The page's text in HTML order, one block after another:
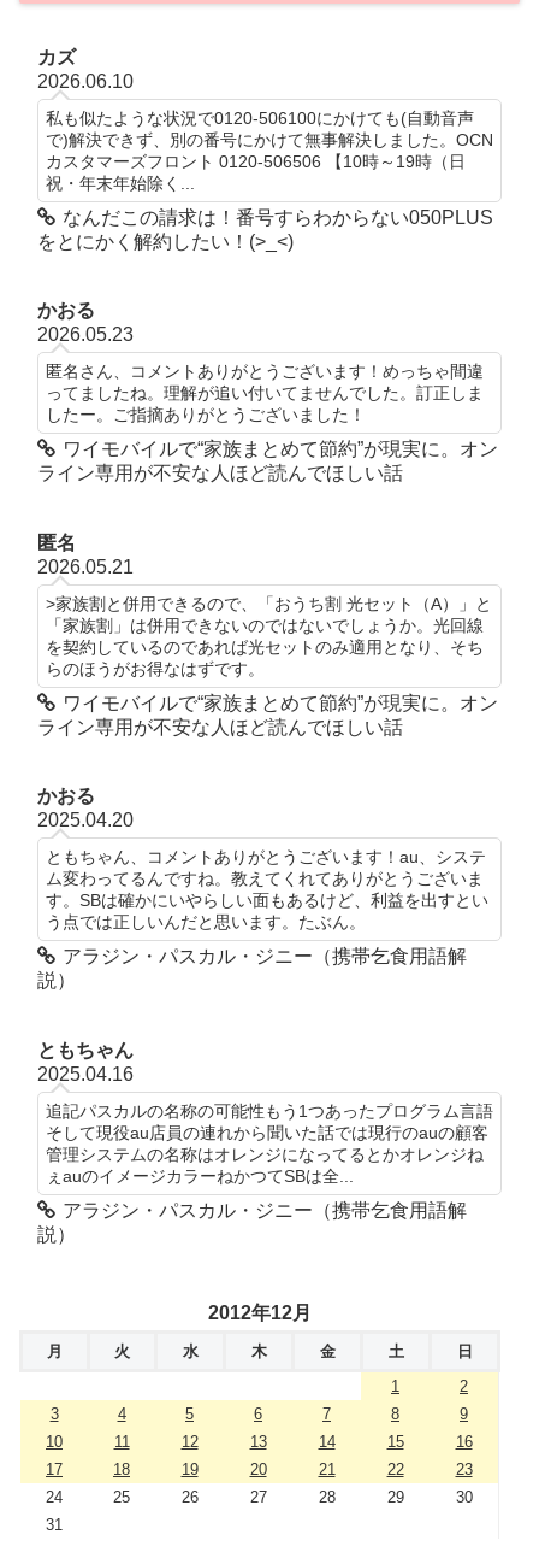
カズ
2026.06.10
私も似たような状況で0120-506100にかけても(自動音声
で)解決できず、別の番号にかけて無事解決しました。OCN
カスタマーズフロント 0120-506506 【10時～19時（日
祝・年末年始除く...
なんだこの請求は！番号すらわからない050PLUS
をとにかく解約したい！(>_<)
かおる
2026.05.23
匿名さん、コメントありがとうございます！めっちゃ間違
ってましたね。理解が追い付いてませんでした。訂正しま
したー。ご指摘ありがとうございました！
ワイモバイルで“家族まとめて節約”が現実に。オン
ライン専用が不安な人ほど読んでほしい話
匿名
2026.05.21
>家族割と併用できるので、「おうち割 光セット（A）」と
「家族割」は併用できないのではないでしょうか。光回線
を契約しているのであれば光セットのみ適用となり、そち
らのほうがお得なはずです。
ワイモバイルで“家族まとめて節約”が現実に。オン
ライン専用が不安な人ほど読んでほしい話
かおる
2025.04.20
ともちゃん、コメントありがとうございます！au、システ
ム変わってるんですね。教えてくれてありがとうございま
す。SBは確かにいやらしい面もあるけど、利益を出すとい
う点では正しいんだと思います。たぶん。
アラジン・パスカル・ジニー（携帯乞食用語解
説）
ともちゃん
2025.04.16
追記パスカルの名称の可能性もう1つあったプログラム言語
そして現役au店員の連れから聞いた話では現行のauの顧客
管理システムの名称はオレンジになってるとかオレンジね
ぇauのイメージカラーねかつてSBは全...
アラジン・パスカル・ジニー（携帯乞食用語解
説）
2012年12月
月 火 水 木 金 土
日
1
2
3
4 5 6 7 8
9
10
11 12 13 14 15
16
17
18 19 20 21 22
23
24
25 26 27 28 29
30
31